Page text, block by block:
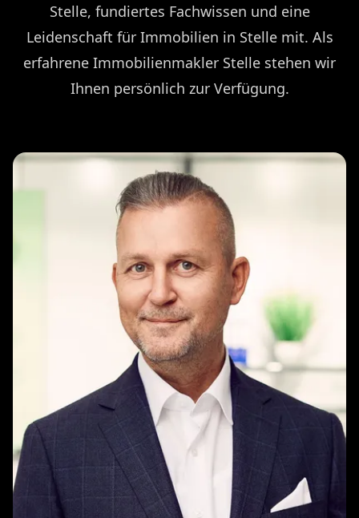
Stelle, fundiertes Fachwissen und eine
Leidenschaft für Immobilien in Stelle mit. Als
erfahrene Immobilienmakler Stelle stehen wir
Ihnen persönlich zur Verfügung.